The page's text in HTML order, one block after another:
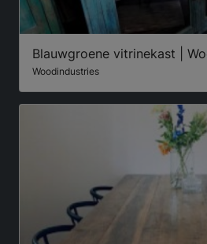
Blauwgroene vitrinekast |
Woodindustries